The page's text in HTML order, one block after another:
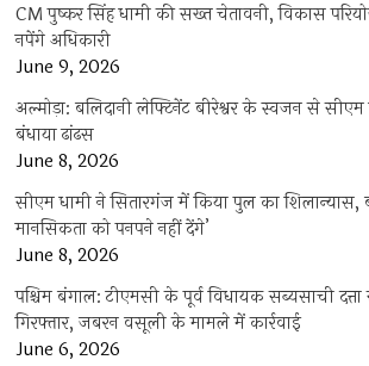
CM पुष्कर सिंह धामी की सख्त चेतावनी, विकास
नपेंगे अधिकारी
June 9, 2026
अल्मोड़ा: बलिदानी लेफ्टिनेंट बीरेश्वर के स्वजन से सीएम
बंधाया ढांढस
June 8, 2026
सीएम धामी ने सितारगंज में किया पुल का शिलान्यास,
मानसिकता को पनपने नहीं देंगे’
June 8, 2026
पश्चिम बंगाल: टीएमसी के पूर्व विधायक सब्यसाची
गिरफ्तार, जबरन वसूली के मामले में कार्रवाई
June 6, 2026